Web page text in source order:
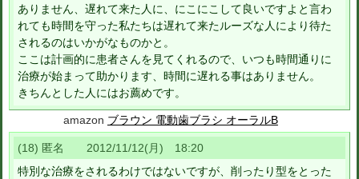
ありません、遅れて来た人に、にこにこして良いですよと言わ
れても時間を守った私たちは遅れて来たルーズな人により待た
されるのはいかがなものかと。
ここは計画的に患者さんを見てくれるので、いつも時間通りに
治療が始まって助かります、時間に遅れる事はありません。
きちんとした人にはお薦めです。
amazon ブラウン 電動歯ブラシ オーラルB
(18) 匿名 2012/11/12(月) 18:20
特別な治療をされるわけではないですが、削ったり型をとった